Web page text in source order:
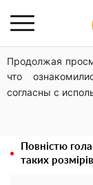
Продолжая
что
согласны с
Дрони із
мільйони
Естонії
Олена
"Антитіла"
Повністю
таких